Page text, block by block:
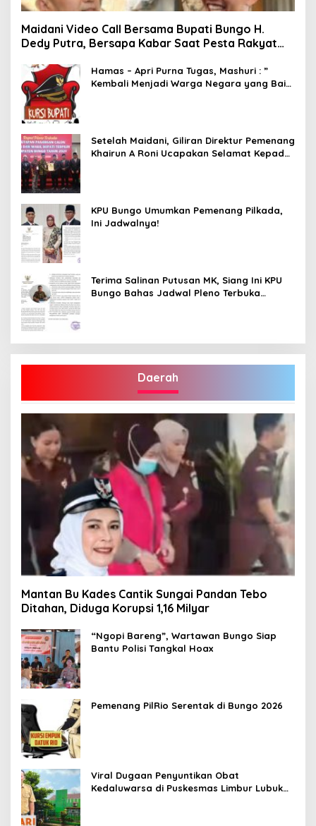
Maidani Video Call Bersama Bupati Bungo H.
Dedy Putra, Bersapa Kabar Saat Pesta Rakyat
Hamas – Apri Purna Tugas, Mashuri : ”
Kembali Menjadi Warga Negara yang Baik,
Setelah Maidani, Giliran Direktur Pemenang
Khairun A Roni Ucapakan Selamat Kepada
KPU Bungo Umumkan Pemenang Pilkada,
Ini Jadwalnya!
Terima Salinan Putusan MK, Siang Ini KPU
Bungo Bahas Jadwal Pleno Terbuka
Daerah
Mantan Bu Kades Cantik Sungai Pandan Tebo
Ditahan, Diduga Korupsi 1,16 Milyar
“Ngopi Bareng”, Wartawan Bungo Siap
Bantu Polisi Tangkal Hoax
Pemenang PilRio Serentak di Bungo 2026
Viral Dugaan Penyuntikan Obat
Kedaluwarsa di Puskesmas Limbur Lubuk